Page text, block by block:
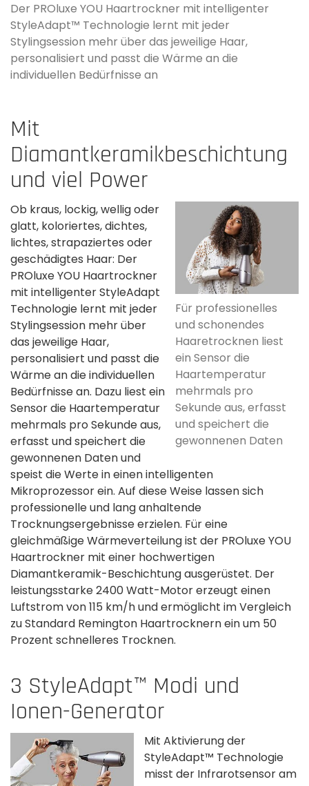
Der PROluxe YOU Haartrockner mit intelligenter
StyleAdapt™ Technologie lernt mit jeder
Stylingsession mehr über das jeweilige Haar,
personalisiert und passt die Wärme an die
individuellen Bedürfnisse an
Mit
Diamantkeramikbeschichtung
und viel Power
Für professionelles
und schonendes
Haaretrocknen liest
ein Sensor die
Haartemperatur
mehrmals pro
Sekunde aus, erfasst
und speichert die
gewonnenen Daten
Ob kraus, lockig, wellig oder
glatt, koloriertes, dichtes,
lichtes, strapaziertes oder
geschädigtes Haar: Der
PROluxe YOU Haartrockner
mit intelligenter StyleAdapt
Technologie lernt mit jeder
Stylingsession mehr über
das jeweilige Haar,
personalisiert und passt die
Wärme an die individuellen
Bedürfnisse an. Dazu liest ein
Sensor die Haartemperatur
mehrmals pro Sekunde aus,
erfasst und speichert die
gewonnenen Daten und
speist die Werte in einen intelligenten
Mikroprozessor ein. Auf diese Weise lassen sich
professionelle und lang anhaltende
Trocknungsergebnisse erzielen. Für eine
gleichmäßige Wärmeverteilung ist der PROluxe YOU
Haartrockner mit einer hochwertigen
Diamantkeramik-Beschichtung ausgerüstet. Der
leistungsstarke 2400 Watt-Motor erzeugt einen
Luftstrom von 115 km/h und ermöglicht im Vergleich
zu Standard Remington Haartrocknern ein um 50
Prozent schnelleres Trocknen.
3 StyleAdapt™ Modi und
Ionen-Generator
Mit Aktivierung der
StyleAdapt™ Technologie
misst der Infrarotsensor am